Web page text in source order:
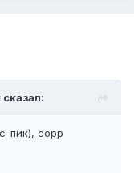
пик), copp